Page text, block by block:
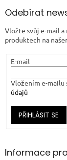
Odebírat
Vložte svůj e-mail a
produktech na
E-mail
Vložením e-mailu
údajů
PŘIHLÁSIT SE
Informace